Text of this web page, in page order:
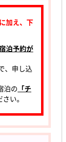
加え、下
泊予約が
、申し込
泊の 「チ
い。